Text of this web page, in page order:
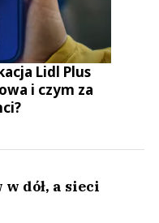
Lidl Plus
i czym za
dół, a sieci